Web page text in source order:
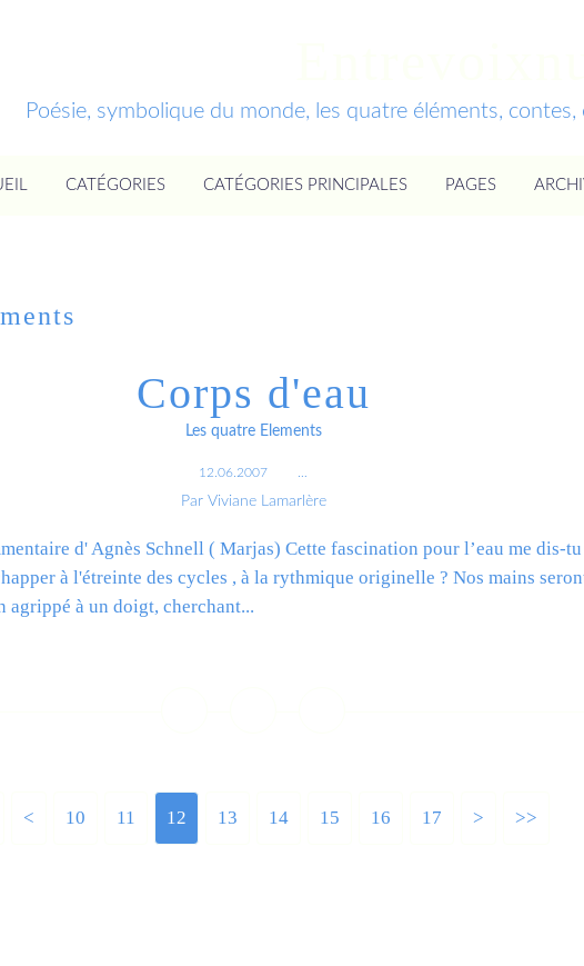
Poésie, symbolique du monde, les quatre éléments,
CATÉGORIES CATÉGORIES PRINCIPALES PAGES
Corps d'eau
Les quatre Elements
12.06.2007
Par Viviane Lamarlère
d' Agnès Schnell ( Marjas) Cette fascination pour l’eau me dis-
à l'étreinte des cycles , à la rythmique originelle ? Nos mains
agrippé à un doigt, cherchant...
< 10 11 12 13 14 15 16 17 > >>